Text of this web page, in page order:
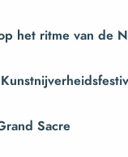
het ritme van de
Sacre